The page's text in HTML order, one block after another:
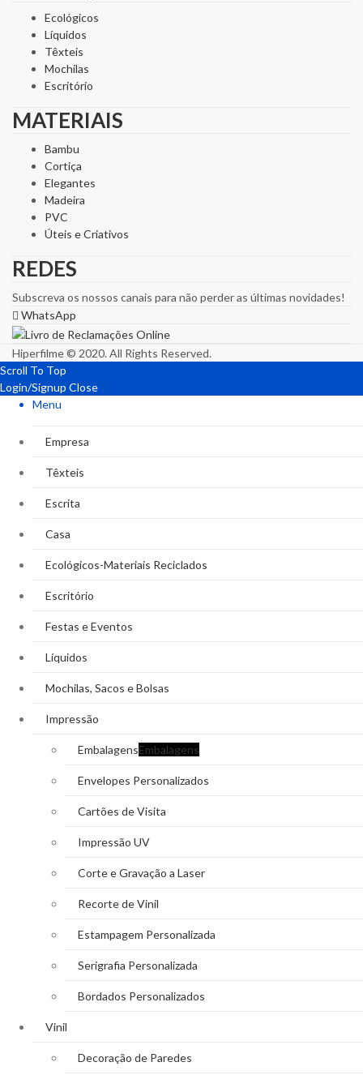
Ecológicos
Líquidos
Têxteis
Mochilas
Escritório
MATERIAIS
Bambu
Cortiça
Elegantes
Madeira
PVC
Úteis e Criativos
REDES
Subscreva os nossos canais para não perder as últimas novidades!
WhatsApp
Hiperfilme © 2020. All Rights Reserved.
Scroll To Top
Login/Signup Close
Menu
Empresa
Têxteis
Escrita
Casa
Ecológicos-Materiais Reciclados
Escritório
Festas e Eventos
Líquidos
Mochilas, Sacos e Bolsas
Impressão
EmbalagensEmbalagens
Envelopes Personalizados
Cartões de Visita
Impressão UV
Corte e Gravação a Laser
Recorte de Vinil
Estampagem Personalizada
Serigrafia Personalizada
Bordados Personalizados
Vinil
Decoração de Paredes